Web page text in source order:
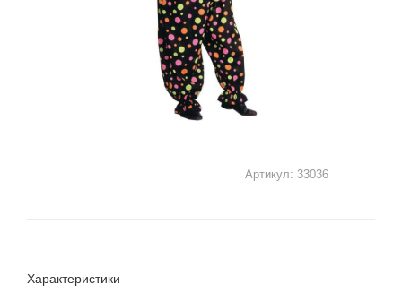
Артикул: 33036
Характеристики